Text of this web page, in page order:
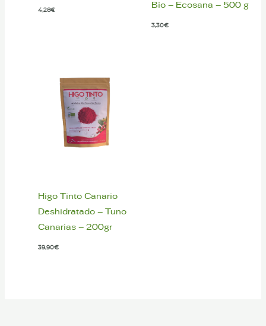
4,28€
Bio – Ecosana – 500 g
3,30€
Higo Tinto Canario
Deshidratado – Tuno
Canarias – 200gr
39,90€